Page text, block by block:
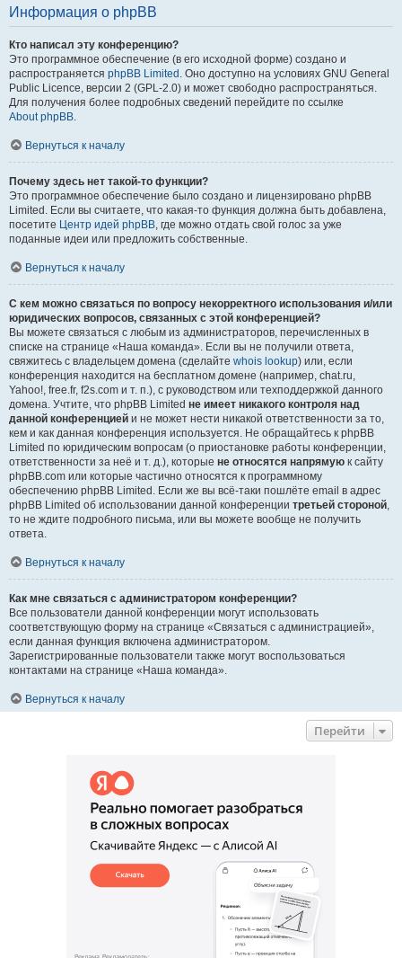
Информация о phpBB
Кто написал эту конференцию?
Это программное обеспечение (в его исходной форме) создано и
распространяется phpBB Limited . Оно доступно на условиях GNU General
Public Licence, версии 2 (GPL-2.0) и может свободно распространяться.
Для получения более подробных сведений перейдите по ссылке
About phpBB.
Вернуться к началу
Почему здесь нет такой-то функции?
Это программное обеспечение было создано и лицензировано phpBB
Limited. Если вы считаете, что какая-то функция должна быть добавлена,
посетите Центр идей phpBB, где можно отдать свой голос за уже
поданные идеи или предложить собственные.
Вернуться к началу
С кем можно связаться по вопросу некорректного использования и/или
юридических вопросов, связанных с этой конференцией?
Вы можете связаться с любым из администраторов, перечисленных в
списке на странице «Наша команда». Если вы не получили ответа,
свяжитесь с владельцем домена (сделайте whois lookup) или, если
конференция находится на бесплатном домене (например, chat.ru,
Yahoo!, free.fr, f2s.com и т. п.), с руководством или техподдержкой данного
домена. Учтите, что phpBB Limited не имеет никакого контроля над
данной конференцией и не может нести никакой ответственности за то,
кем и как данная конференция используется. Не обращайтесь к phpBB
Limited по юридическим вопросам (о приостановке работы конференции,
ответственности за неё и т. д.), которые не относятся напрямую к сайту
phpBB.com или которые частично относятся к программному
обеспечению phpBB Limited. Если же вы всё-таки пошлёте email в адрес
phpBB Limited об использовании данной конференции третьей стороной,
то не ждите подробного письма, или вы можете вообще не получить
ответа.
Вернуться к началу
Как мне связаться с администратором конференции?
Все пользователи данной конференции могут использовать
соответствующую форму на странице «Связаться с администрацией»,
если данная функция включена администратором.
Зарегистрированные пользователи также могут воспользоваться
контактами на странице «Наша команда».
Вернуться к началу
Перейти